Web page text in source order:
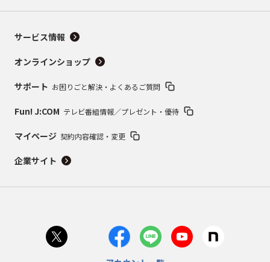
サービス情報
オンラインショップ
サポート お困りごと解決・よくあるご質問
Fun! J:COM テレビ番組情報／プレゼント・優待
マイページ 契約内容確認・変更
企業サイト